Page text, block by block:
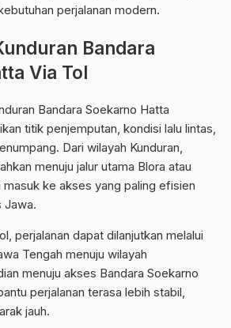
perjalanan modern.
Bandara
Via Tol
Bandara Soekarno Hatta
titik penjemputan, kondisi lalu lintas,
Dari wilayah Kunduran,
menuju jalur utama Blora atau
ke akses yang paling efisien
Jawa.
perjalanan dapat dilanjutkan melalui
Tengah menuju wilayah
menuju akses Bandara Soekarno
perjalanan terasa lebih stabil,
jauh.